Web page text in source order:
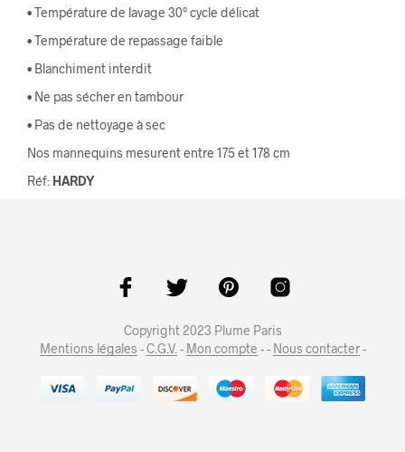
• Température de lavage 30° cycle délicat
• Température de repassage faible
• Blanchiment interdit
• Ne pas sécher en tambour
• Pas de nettoyage à sec
Nos mannequins mesurent entre 175 et 178 cm
Réf: HARDY
Copyright 2023 Plume Paris
Mentions légales -C.G.V.- Mon compte - - Nous contacter-